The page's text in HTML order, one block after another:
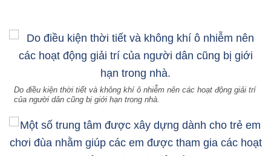
Do điều kiện thời tiết và không khí ô nhiễm nên các hoạt động giải trí
của người dân cũng bị giới hạn trong nhà.